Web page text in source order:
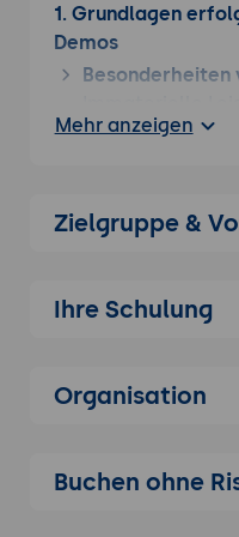
1. Grundlagen
Demos
Besonderheiten
Decision-Maker
spezifischer
Mehr anzeigen
Zielgruppe &
Ihre Schulung
Organisation
Buchen ohne